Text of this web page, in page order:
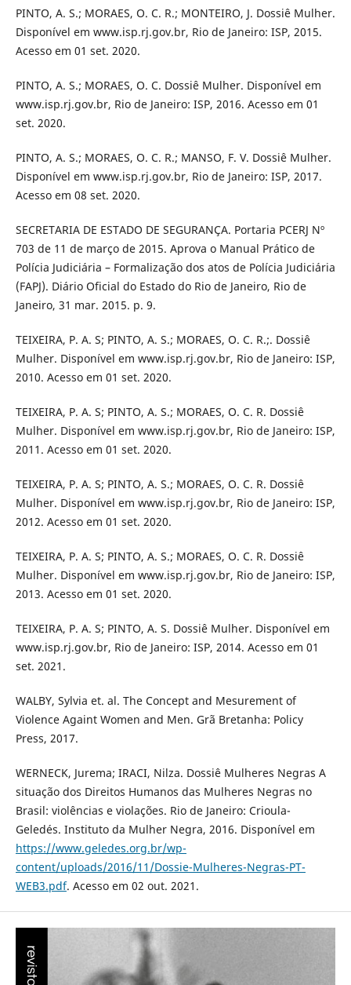
PINTO, A. S.; MORAES, O. C. R.; MONTEIRO, J. Dossiê Mulher.
Disponível em www.isp.rj.gov.br, Rio de Janeiro: ISP, 2015.
Acesso em 01 set. 2020.
PINTO, A. S.; MORAES, O. C. Dossiê Mulher. Disponível em
www.isp.rj.gov.br, Rio de Janeiro: ISP, 2016. Acesso em 01
set. 2020.
PINTO, A. S.; MORAES, O. C. R.; MANSO, F. V. Dossiê Mulher.
Disponível em www.isp.rj.gov.br, Rio de Janeiro: ISP, 2017.
Acesso em 08 set. 2020.
SECRETARIA DE ESTADO DE SEGURANÇA. Portaria PCERJ Nº
703 de 11 de março de 2015. Aprova o Manual Prático de
Polícia Judiciária – Formalização dos atos de Polícia Judiciária
(FAPJ). Diário Oficial do Estado do Rio de Janeiro, Rio de
Janeiro, 31 mar. 2015. p. 9.
TEIXEIRA, P. A. S; PINTO, A. S.; MORAES, O. C. R.;. Dossiê
Mulher. Disponível em www.isp.rj.gov.br, Rio de Janeiro: ISP,
2010. Acesso em 01 set. 2020.
TEIXEIRA, P. A. S; PINTO, A. S.; MORAES, O. C. R. Dossiê
Mulher. Disponível em www.isp.rj.gov.br, Rio de Janeiro: ISP,
2011. Acesso em 01 set. 2020.
TEIXEIRA, P. A. S; PINTO, A. S.; MORAES, O. C. R. Dossiê
Mulher. Disponível em www.isp.rj.gov.br, Rio de Janeiro: ISP,
2012. Acesso em 01 set. 2020.
TEIXEIRA, P. A. S; PINTO, A. S.; MORAES, O. C. R. Dossiê
Mulher. Disponível em www.isp.rj.gov.br, Rio de Janeiro: ISP,
2013. Acesso em 01 set. 2020.
TEIXEIRA, P. A. S; PINTO, A. S. Dossiê Mulher. Disponível em
www.isp.rj.gov.br, Rio de Janeiro: ISP, 2014. Acesso em 01
set. 2021.
WALBY, Sylvia et. al. The Concept and Mesurement of
Violence Againt Women and Men. Grã Bretanha: Policy
Press, 2017.
WERNECK, Jurema; IRACI, Nilza. Dossiê Mulheres Negras A
situação dos Direitos Humanos das Mulheres Negras no
Brasil: violências e violações. Rio de Janeiro: Crioula-
Geledés. Instituto da Mulher Negra, 2016. Disponível em
https://www.geledes.org.br/wp-
content/uploads/2016/11/Dossie-Mulheres-Negras-PT-
WEB3.pdf. Acesso em 02 out. 2021.